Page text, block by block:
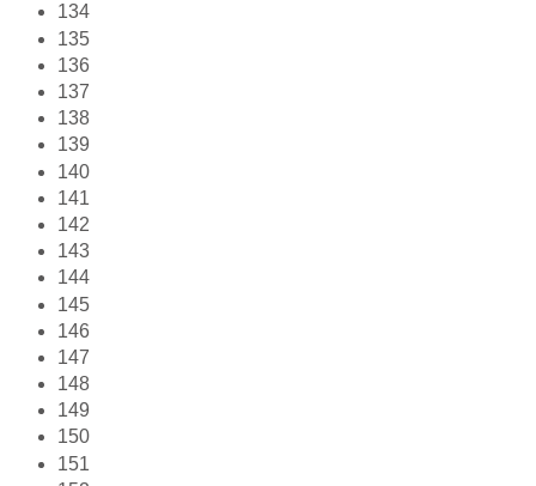
134
135
136
137
138
139
140
141
142
143
144
145
146
147
148
149
150
151